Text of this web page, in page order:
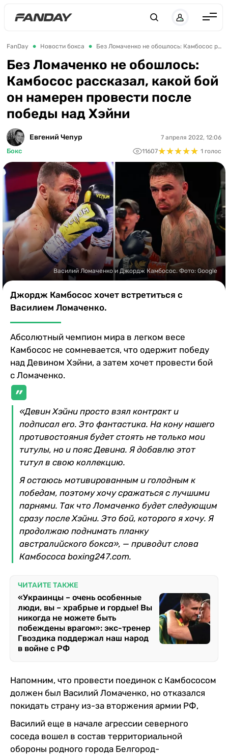
Англия
Испания
Германия
Италия
Франция
Украина
ЛЧ
ЛЕ
ЧЕ-2028
Букмекеры
Казино
FanDay Новости бокса Без Ломаченко не обошлось: Камбосос рассказал, какой бой он намерен провести после победы над Хэйни
Без Ломаченко не обошлось:
Камбосос рассказал, какой бой
он намерен провести после
победы над Хэйни
Евгений Чепур
Бокс
7 апреля 2022, 12:06
11607★★★★★
★★★★★ 1 голос
Василий Ломаченко и Джордж Камбосос. Фото: Google
Джордж Камбосос хочет встретиться с
Василием Ломаченко.
Абсолютный чемпион мира в легком весе
Камбосос не сомневается, что одержит победу
над Девином Хэйни, а затем хочет провести бой
с Ломаченко.
«Девин Хэйни просто взял контракт и
подписал его. Это фантастика. На кону нашего
противостояния будет стоять не только мои
титулы, но и пояс Девина. Я добавлю этот
титул в свою коллекцию.
Я остаюсь мотивированным и голодным к
победам, поэтому хочу сражаться с лучшими
парнями. Так что Ломаченко будет следующим
сразу после Хэйни. Это бой, которого я хочу. Я
продолжаю поднимать планку
австралийского бокса», — приводит слова
Камбососа boxing247.com.
ЧИТАЙТЕ ТАКЖЕ
«Украинцы – очень особенные
люди, вы – храбрые и гордые! Вы
никогда не можете быть
побеждены врагом»: экс-тренер
Гвоздика поддержал наш народ
в войне с РФ
Напомним, что провести поединок с Камбососом
должен был Василий Ломаченко, но отказался
покидать страну из-за вторжения армии РФ,
Василий еще в начале агрессии северного
соседа вошел в состав территориальной
обороны родного города Белгород-